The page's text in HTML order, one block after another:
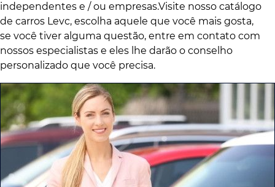
independentes e / ou empresas.Visite nosso catálogo
de carros Levc, escolha aquele que você mais gosta,
se você tiver alguma questão, entre em contato com
nossos especialistas e eles lhe darão o conselho
personalizado que você precisa.